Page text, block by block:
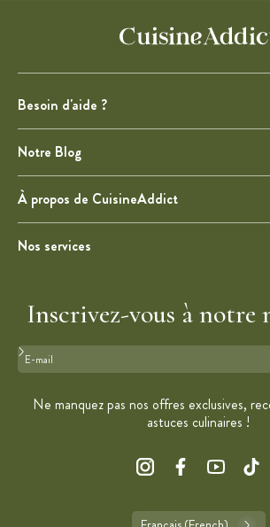
Besoin d'aide ?
Notre Blog
À propos de CuisineAddict
Nos services
Inscrivez-vous à notre
Format : adresse@email.com
Ne manquez pas nos offres exclusives,
astuces culinaires !